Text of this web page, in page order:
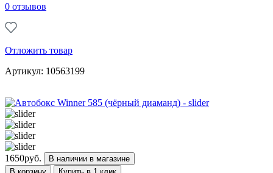
0 отзывов
Отложить товар
Артикул: 10563199
1650руб.
В наличии в магазине